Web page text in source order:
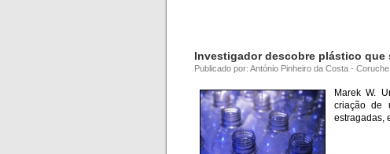
Investigador descobre plástico que
Publicado por: António Pinheiro da Costa -
Marek W.
criação de
estragadas,